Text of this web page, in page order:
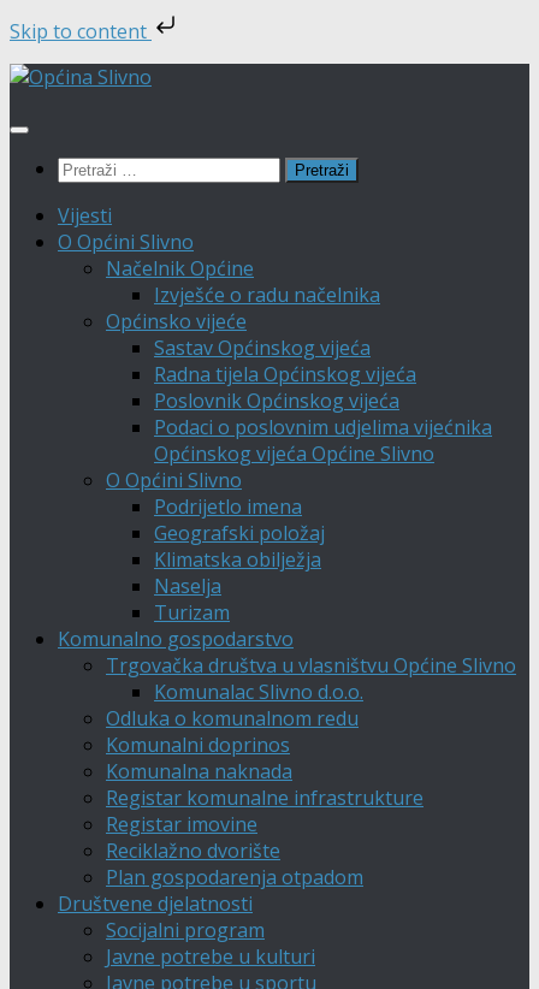
Skip to content
Skip
content
Pretraži:
Vijesti
O Općini Slivno
Načelnik Općine
Izvješće o radu načelnika
Općinsko vijeće
Sastav Općinskog vijeća
Radna tijela Općinskog vijeća
Poslovnik Općinskog vijeća
Podaci o poslovnim udjelima vijećnika
Općinskog vijeća Općine Slivno
O Općini Slivno
Podrijetlo imena
Geografski položaj
Klimatska obilježja
Naselja
Turizam
Komunalno gospodarstvo
Trgovačka društva u vlasništvu Općine Slivno
Komunalac Slivno d.o.o.
Odluka o komunalnom redu
Komunalni doprinos
Komunalna naknada
Registar komunalne infrastrukture
Registar imovine
Reciklažno dvorište
Plan gospodarenja otpadom
Društvene djelatnosti
Socijalni program
Javne potrebe u kulturi
Javne potrebe u sportu